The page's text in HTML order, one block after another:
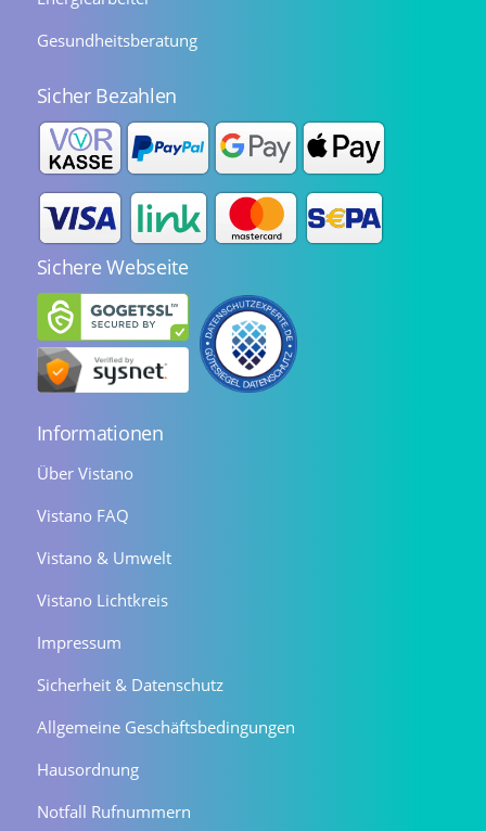
Gesundheitsberatung
Sicher Bezahlen
Sichere Webseite
Informationen
Über Vistano
Vistano FAQ
Vistano & Umwelt
Vistano Lichtkreis
Impressum
Sicherheit & Datenschutz
Allgemeine Geschäftsbedingungen
Hausordnung
Notfall Rufnummern